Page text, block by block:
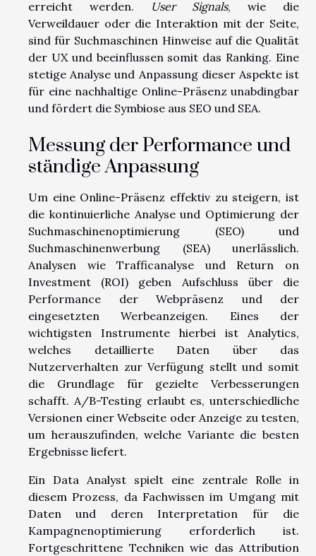
erreicht werden.
User Signals, wie die
Verweildauer oder die Interaktion mit der Seite,
sind für Suchmaschinen Hinweise auf die Qualität
der UX und beeinflussen somit das Ranking. Eine
stetige Analyse und Anpassung dieser Aspekte ist
für eine nachhaltige Online-Präsenz unabdingbar
und fördert die Symbiose aus SEO und SEA.
Messung der Performance und
ständige Anpassung
Um eine Online-Präsenz effektiv zu steigern, ist
die kontinuierliche Analyse und Optimierung der
Suchmaschinenoptimierung (SEO) und
Suchmaschinenwerbung (SEA) unerlässlich.
Analysen wie Trafficanalyse und Return on
Investment (ROI) geben Aufschluss über die
Performance der Webpräsenz und der
eingesetzten Werbeanzeigen. Eines der
wichtigsten Instrumente hierbei ist Analytics,
welches detaillierte Daten über das
Nutzerverhalten zur Verfügung stellt und somit
die Grundlage für gezielte Verbesserungen
schafft. A/B-Testing erlaubt es, unterschiedliche
Versionen einer Webseite oder Anzeige zu testen,
um herauszufinden, welche Variante die besten
Ergebnisse liefert.
Ein Data Analyst spielt eine zentrale Rolle in
diesem Prozess, da Fachwissen im Umgang mit
Daten und deren Interpretation für die
Kampagnenoptimierung erforderlich ist.
Fortgeschrittene Techniken wie das Attribution